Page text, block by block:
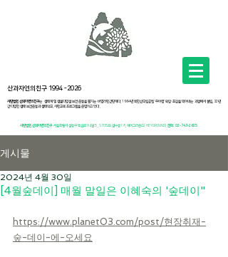
산과자연의친구 1994 -2026
사단법인 산과자연의친구는 생태계 및 생물다양성 보전 운동을 펼치는 비영리민간단체다. 1994년 북한산국립공원 ‘우이령’ 확장·포장을 막아내는 과정에서 설립, 32년
간 다양한 생태 보전운동과 생태학교, 시민교육 프로그램을 운영하고 있다 .
사단법인 산과자연의친구 서울특별시 성동구 뚝섬로1나길 5, .S705호(성수동1가, 헤이그라운드( HEYGROUND) 전화: 02-743-2625
게시물
[4월숲데이] 매월 말일은 이혜숙의 '숲데이"
2024년 4월 30일
https://www.planet03.com/post/현장취재-
숲-데이-에-오세요